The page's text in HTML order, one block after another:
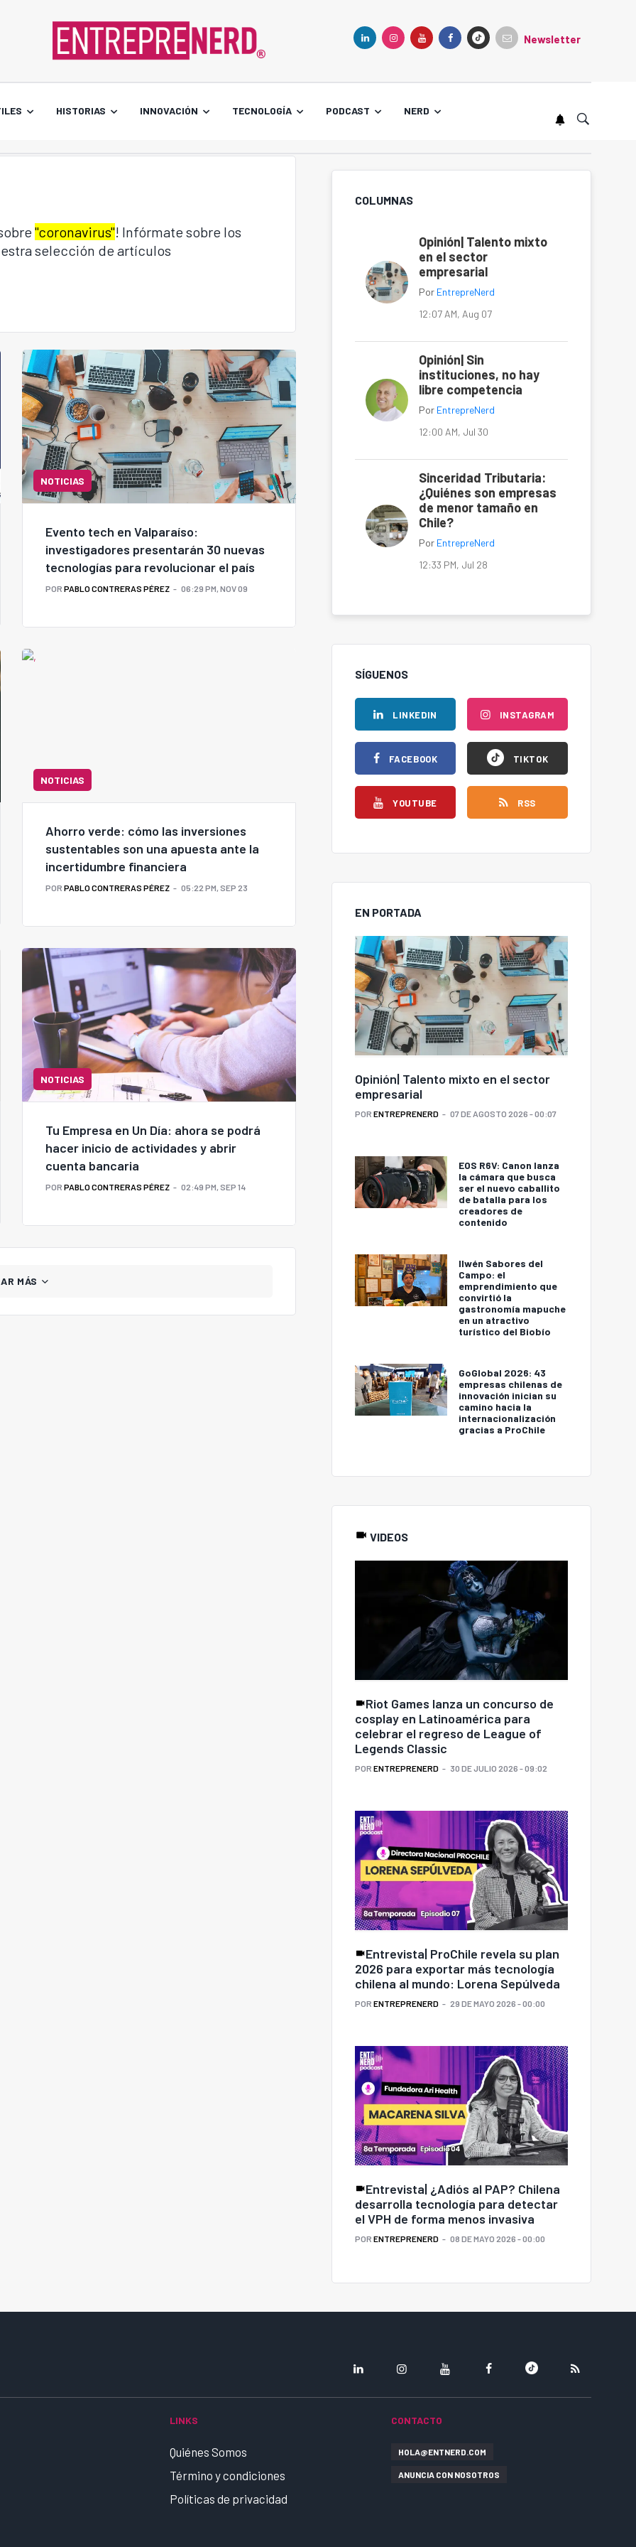
Newsletter
HISTORIAS INNOVACIÓN TECNOLOGÍA PODCAST NERD
"coronavirus"! Infórmate sobre los
selección de artículos
NOTICIAS
Evento tech en Valparaíso:
investigadores presentarán 30 nuevas
tecnologías para revolucionar el país
POR PABLO CONTRERAS PÉREZ 06:29 PM, NOV 09
NOTICIAS
Ahorro verde: cómo las inversiones
sustentables son una apuesta ante la
incertidumbre financiera
POR PABLO CONTRERAS PÉREZ 05:22 PM, SEP 23
NOTICIAS
Tu Empresa en Un Día: ahora se podrá
hacer inicio de actividades y abrir
cuenta bancaria
POR PABLO CONTRERAS PÉREZ 02:49 PM, SEP 14
MÁS
COLUMNAS
Opinión| Talento mixto
en el sector
empresarial
Por EntrepreNerd
12:07 AM, Aug 07
Opinión| Sin
instituciones, no hay
libre competencia
Por EntrepreNerd
12:00 AM, Jul 30
Sinceridad Tributaria:
¿Quiénes son empresas
de menor tamaño en
Chile?
Por EntrepreNerd
12:33 PM, Jul 28
SÍGUENOS
LINKEDIN
FACEBOOK
YOUTUBE
INSTAGRAM
TIKTOK
RSS
EN PORTADA
Opinión| Talento mixto en el sector
empresarial
POR ENTREPRENERD 07 DE AGOSTO 2026 - 00:07
EOS R6V: Canon lanza
la cámara que busca
ser el nuevo caballito
de batalla para los
creadores de
contenido
Ilwén Sabores del
Campo: el
emprendimiento que
convirtió la
gastronomía mapuche
en un atractivo
turístico del Biobío
GoGlobal 2026: 43
empresas chilenas de
innovación inician su
camino hacia la
internacionalización
gracias a ProChile
VIDEOS
Riot Games lanza un concurso de
cosplay en Latinoamérica para
celebrar el regreso de League of
Legends Classic
POR ENTREPRENERD 30 DE JULIO 2026 - 09:02
Entrevista| ProChile revela su plan
2026 para exportar más tecnología
chilena al mundo: Lorena Sepúlveda
POR ENTREPRENERD 29 DE MAYO 2026 - 00:00
Entrevista| ¿Adiós al PAP? Chilena
desarrolla tecnología para detectar
el VPH de forma menos invasiva
POR ENTREPRENERD 08 DE MAYO 2026 - 00:00
LINKS
Quiénes Somos
Término y condiciones
Políticas de privacidad
CONTACTO
HOLA@ENTNERD.COM
ANUNCIA CON NOSOTROS